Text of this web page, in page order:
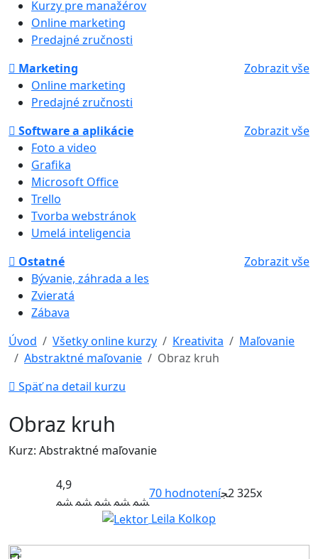
Kurzy pre manažérov
Online marketing
Predajné zručnosti
Marketing
Zobrazit vše
Online marketing
Predajné zručnosti
Software a aplikácie
Zobrazit vše
Foto a video
Grafika
Microsoft Office
Trello
Tvorba webstránok
Umelá inteligencia
Ostatné
Zobrazit vše
Bývanie, záhrada a les
Zvieratá
Zábava
Úvod
Všetky online kurzy Kreativita
Maľovanie
Abstraktné maľovanie
Obraz kruh
Späť na detail kurzu
Obraz kruh
Kurz: Abstraktné maľovanie
4,9
70 hodnotení 2 325x
Leila Kolkop